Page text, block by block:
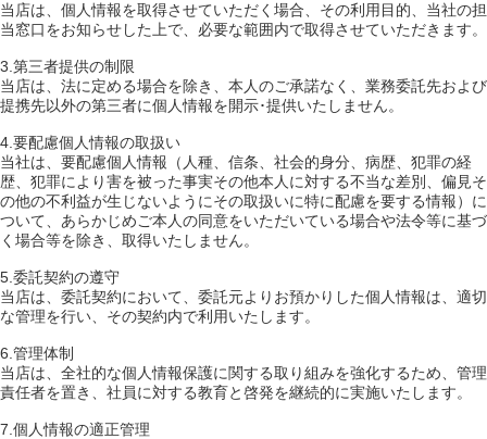
当店は、個人情報を取得させていただく場合、その利用目的、当社の担
当窓口をお知らせした上で、必要な範囲内で取得させていただきます。
3.第三者提供の制限
当店は、法に定める場合を除き、本人のご承諾なく、業務委託先および
提携先以外の第三者に個人情報を開示･提供いたしません。
4.要配慮個人情報の取扱い
当社は、要配慮個人情報（人種、信条、社会的身分、病歴、犯罪の経
歴、犯罪により害を被った事実その他本人に対する不当な差別、偏見そ
の他の不利益が生じないようにその取扱いに特に配慮を要する情報）に
ついて、あらかじめご本人の同意をいただいている場合や法令等に基づ
く場合等を除き、取得いたしません。
5.委託契約の遵守
当店は、委託契約において、委託元よりお預かりした個人情報は、適切
な管理を行い、その契約内で利用いたします。
6.管理体制
当店は、全社的な個人情報保護に関する取り組みを強化するため、管理
責任者を置き、社員に対する教育と啓発を継続的に実施いたします。
7.個人情報の適正管理